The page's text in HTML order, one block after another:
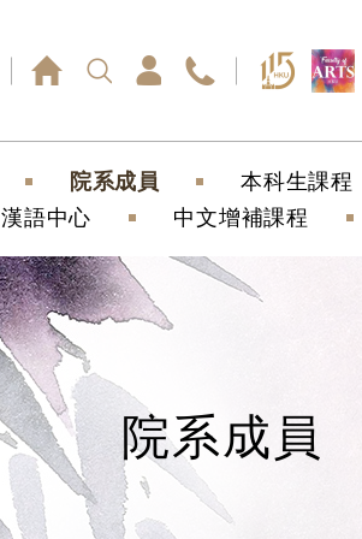
院系成員 本科生課程
漢語中心 中文增補課程
院系成員